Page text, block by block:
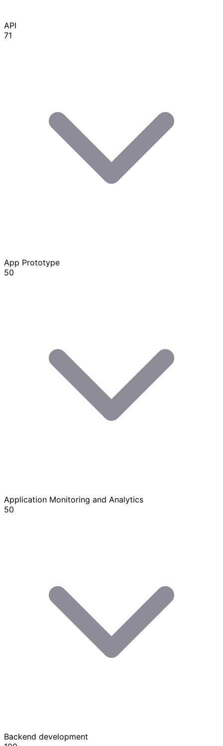
API
71
App Prototype
50
Application Monitoring and Analytics
50
Backend development